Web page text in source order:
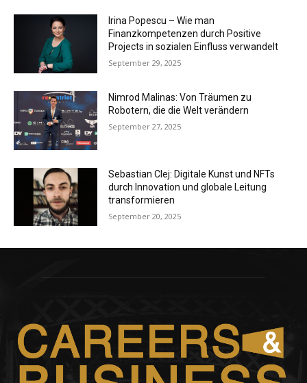
Irina Popescu – Wie man
Finanzkompetenzen durch Positive
Projects in sozialen Einfluss verwandelt
September 29, 2025
Nimrod Malinas: Von Träumen zu
Robotern, die die Welt verändern
September 27, 2025
Sebastian Clej: Digitale Kunst und NFTs
durch Innovation und globale Leitung
transformieren
September 20, 2025